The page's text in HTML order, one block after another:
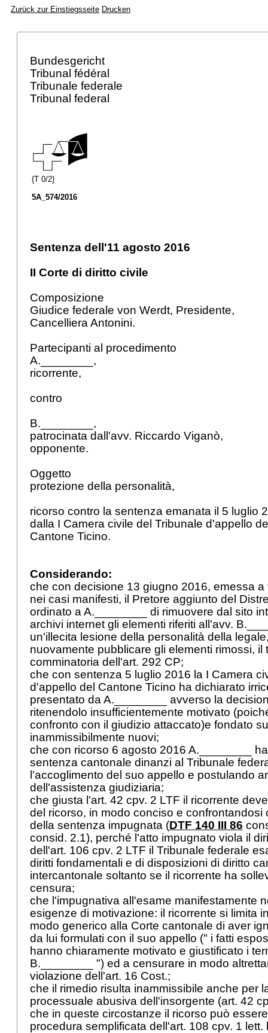
Zurück zur Einstiegsseite Drucken
Bundesgericht
Tribunal fédéral
Tribunale federale
Tribunal federal
{T 0/2}
5A_574/2016
Sentenza dell'11 agosto 2016
II Corte di diritto civile
Composizione
Giudice federale von Werdt, Presidente,
Cancelliera Antonini.
Partecipanti al procedimento
A.________,
ricorrente,
contro
B.________,
patrocinata dall'avv. Riccardo Viganò,
opponente.
Oggetto
protezione della personalità,
ricorso contro la sentenza emanata il 5 luglio
dalla I Camera civile del Tribunale d'appello
Cantone Ticino.
Considerando:
che con decisione 13 giugno 2016, emessa
nei casi manifesti, il Pretore aggiunto del
ordinato a A.________ di rimuovere dal sito
archivi internet gli elementi riferiti all'avv.
un'illecita lesione della personalità della
nuovamente pubblicare gli elementi rimossi, il
comminatoria dell'art. 292 CP;
che con sentenza 5 luglio 2016 la I Camera
d'appello del Cantone Ticino ha dichiarato
presentato da A.________ avverso la
ritenendolo insufficientemente motivato
confronto con il giudizio attaccato)e fondato
inammissibilmente nuovi;
che con ricorso 6 agosto 2016 A.________
sentenza cantonale dinanzi al Tribunale
l'accoglimento del suo appello e postulando
dell'assistenza giudiziaria;
che giusta l'art. 42 cpv. 2 LTF il ricorrente
del ricorso, in modo conciso e confrontandosi
della sentenza impugnata (DTF 140 III 86
consid. 2.1), perché l'atto impugnato viola il
dell'art. 106 cpv. 2 LTF il Tribunale federale
diritti fondamentali e di disposizioni di diritto
intercantonale soltanto se il ricorrente ha
censura;
che l'impugnativa all'esame manifestamente
esigenze di motivazione: il ricorrente si limita
modo generico alla Corte cantonale di aver
da lui formulati con il suo appello (" i fatti
hanno chiaramente motivato e giustificato i
B.________ ") ed a censurare in modo
violazione dell'art. 16 Cost.;
che il rimedio risulta inammissibile anche per
processuale abusiva dell'insorgente (art. 42
che in queste circostanze il ricorso può
procedura semplificata dell'art. 108 cpv. 1